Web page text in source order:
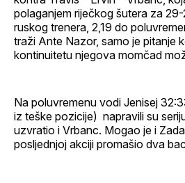
polaganjem riječkog šutera za
ruskog trenera, 2,19 do
traži Ante Nazor, samo je pitanje
kontinuitetu njegova momčad
Na poluvremenu vodi Jenisej
iz teške pozicije) napravili su
uzvratio i Vrbanc. Mogao je i
posljednjoj akciji promašio dva